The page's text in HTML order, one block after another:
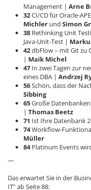
Management | Arne
32CI/CD für Oracle-
Michler und Simon
38 Rethinking Unit
Java-Unit-Test |
42dbFlow – mit Git zu
| Maik Michel
47 In zwei Tagen zur
eines DBA | Andrzej
56Schön, dass der
Sibbing
65Große
| Thomas Beetz
71 Ist Ihre Datenbank
74Workflow-
Müller
84Platinum Events
—
Das erwartet Sie in der
IT" ab Seite 88: